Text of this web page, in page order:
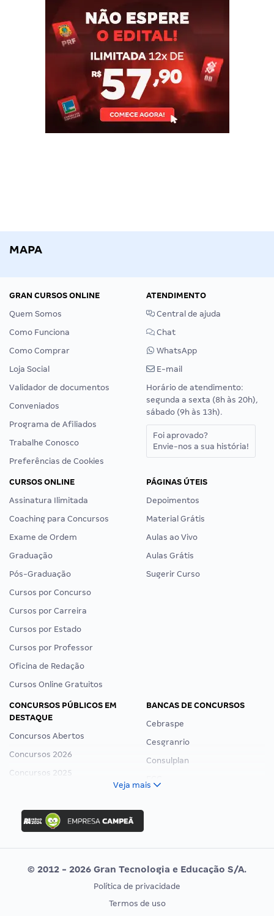
MAPA
GRAN CURSOS ONLINE
Quem Somos
Como Funciona
Como Comprar
Loja Social
Validador de documentos
Conveniados
Programa de Afiliados
Trabalhe Conosco
Preferências de Cookies
ATENDIMENTO
Central de ajuda
Chat
WhatsApp
E-mail
Horário de atendimento:
segunda a sexta (8h às 20h),
sábado (9h às 13h).
Foi aprovado?
Envie-nos a sua história!
CURSOS ONLINE
Assinatura Ilimitada
Coaching para Concursos
Exame de Ordem
Graduação
Pós-Graduação
Cursos por Concurso
Cursos por Carreira
Cursos por Estado
Cursos por Professor
Oficina de Redação
Cursos Online Gratuitos
PÁGINAS ÚTEIS
Depoimentos
Material Grátis
Aulas ao Vivo
Aulas Grátis
Sugerir Curso
CONCURSOS PÚBLICOS EM
DESTAQUE
Concursos Abertos
Concursos 2026
Concursos 2025
Concurso Ibama
Concurso MPU
Editais publicados
BANCAS DE CONCURSOS
Cebraspe
Cesgranrio
Consulplan
Vunesp
CONCURSOS POR PROFISSÃO
EXAME DE ORDEM
Veja mais
© 2012 - 2026 Gran Tecnologia e Educação S/A.
Política de privacidade
Termos de uso